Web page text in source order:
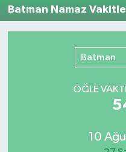
Batman Namaz
Batman
ÖĞLE
10
EKONOMİ
ÖZEL HABER
Namaz Vakitleri
Trafik Durumu
Süper Lig Puan
Son Dakika